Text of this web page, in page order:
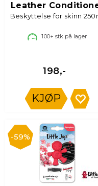
Leather
Beskyttelse for skinn
100+ stk på lager
198,-
KJØP
59%